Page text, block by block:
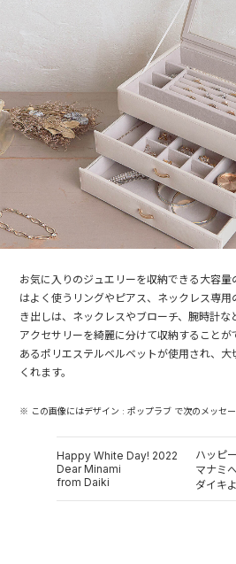
お気に入りのジュエリーを収納できる大容
はよく使うリングやピアス、ネックレス専用
き出しは、ネックレスやブローチ、腕時計な
アクセサリーを綺麗に分けて収納すること
あるポリエステルベルベットが使用され、
くれます。
※ この画像にはデザイン : ポップラブ で次のメッセー
Happy White Day! 2022
Dear Minami
from Daiki
ハッピ
マナミ
ダイキ